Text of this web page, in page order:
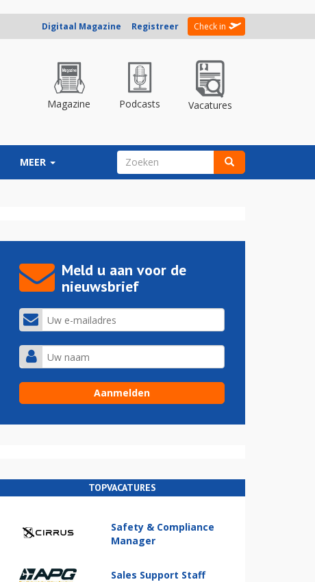
Digitaal Magazine Registreer Check in
Magazine Podcasts Vacatures
MEER ZOEKVELD
Meld u aan voor de
nieuwsbrief
TOPVACATURES
Safety & Compliance
Manager
Sales Support Staff